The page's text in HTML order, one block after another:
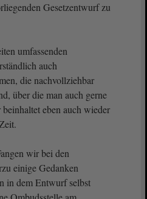
Gesetzentwurf zu
umfassenden
auch
die nachvollziehbar
über die man auch gerne
eben auch wieder
wir bei den
einige Gedanken
in dem Entwurf selbst